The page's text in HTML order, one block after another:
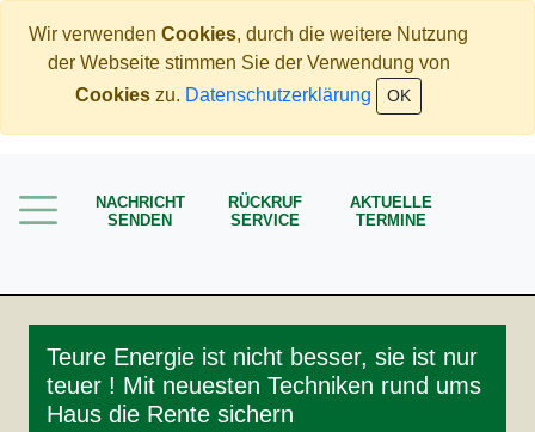
Wir verwenden Cookies, durch die weitere Nutzung
der Webseite stimmen Sie der Verwendung von
Cookies zu. Datenschutzerklärung OK
NACHRICHT
SENDEN
RÜCKRUF
SERVICE
AKTUELLE
TERMINE
Immobilien
Mehr Geld verdienen
Meine Angebote
Teure Energie ist nicht besser, sie ist nur
teuer ! Mit neuesten Techniken rund ums
Haus die Rente sichern